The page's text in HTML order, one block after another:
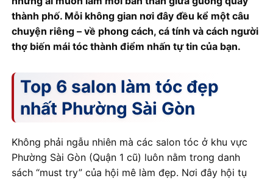
thành phố. Mỗi không gian nơi đây đều kể một câu
chuyện riêng – về phong cách, cá tính và cách người
thợ biến mái tóc thành điểm nhấn tự tin của bạn.
Top 6 salon làm tóc đẹp
nhất Phường Sài Gòn
Không phải ngẫu nhiên mà các salon tóc ở khu vực
Phường Sài Gòn (Quận 1 cũ) luôn nằm trong danh
sách “must try” của hội mê làm đẹp. Nơi đây hội tụ